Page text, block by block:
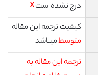
درج نشده است☓
کیفیت ترجمه این مقاله
متوسطمیباشد
ترجمه این مقاله به